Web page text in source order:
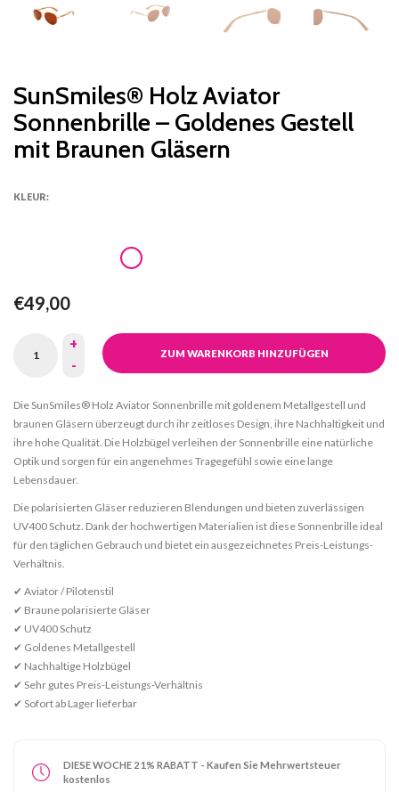
SunSmiles® Holz Aviator
Sonnenbrille – Goldenes Gestell
mit Braunen Gläsern
KLEUR:
€49,00
+
-
ZUM WARENKORB HINZUFÜGEN
Die SunSmiles® Holz Aviator Sonnenbrille mit goldenem Metallgestell und
braunen Gläsern überzeugt durch ihr zeitloses Design, ihre Nachhaltigkeit und
ihre hohe Qualität. Die Holzbügel verleihen der Sonnenbrille eine natürliche
Optik und sorgen für ein angenehmes Tragegefühl sowie eine lange
Lebensdauer.
Die polarisierten Gläser reduzieren Blendungen und bieten zuverlässigen
UV400 Schutz. Dank der hochwertigen Materialien ist diese Sonnenbrille ideal
für den täglichen Gebrauch und bietet ein ausgezeichnetes Preis-Leistungs-
Verhältnis.
✔ Aviator / Pilotenstil
✔ Braune polarisierte Gläser
✔ UV400 Schutz
✔ Goldenes Metallgestell
✔ Nachhaltige Holzbügel
✔ Sehr gutes Preis-Leistungs-Verhältnis
✔ Sofort ab Lager lieferbar
DIESE WOCHE 21% RABATT - Kaufen Sie Mehrwertsteuer
kostenlos